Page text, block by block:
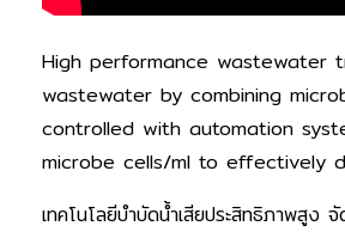
High performance
wastewater by combining
controlled with automation
microbe cells/ml to effectively
เทคโนโลยีบำบัดน้ำเสียประสิทธิภาพสูง